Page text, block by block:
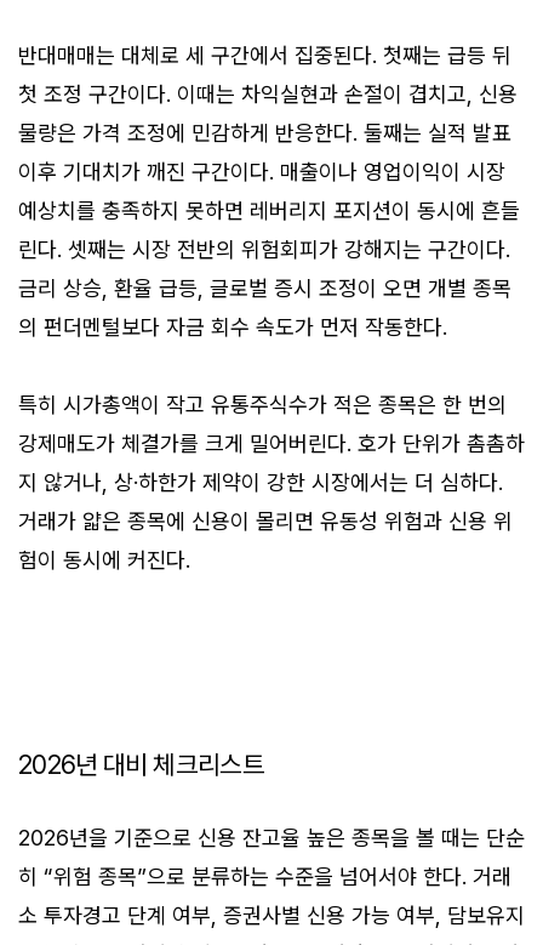
반대매매는 대체로 세 구간에서 집중된다. 첫째는 급등 뒤
첫 조정 구간이다. 이때는 차익실현과 손절이 겹치고, 신용
물량은 가격 조정에 민감하게 반응한다. 둘째는 실적 발표
이후 기대치가 깨진 구간이다. 매출이나 영업이익이 시장
예상치를 충족하지 못하면 레버리지 포지션이 동시에 흔들
린다. 셋째는 시장 전반의 위험회피가 강해지는 구간이다.
금리 상승, 환율 급등, 글로벌 증시 조정이 오면 개별 종목
의 펀더멘털보다 자금 회수 속도가 먼저 작동한다.
특히 시가총액이 작고 유통주식수가 적은 종목은 한 번의
강제매도가 체결가를 크게 밀어버린다. 호가 단위가 촘촘하
지 않거나, 상·하한가 제약이 강한 시장에서는 더 심하다.
거래가 얇은 종목에 신용이 몰리면 유동성 위험과 신용 위
험이 동시에 커진다.
2026년 대비 체크리스트
2026년을 기준으로 신용 잔고율 높은 종목을 볼 때는 단순
히 “위험 종목”으로 분류하는 수준을 넘어서야 한다. 거래
소 투자경고 단계 여부, 증권사별 신용 가능 여부, 담보유지